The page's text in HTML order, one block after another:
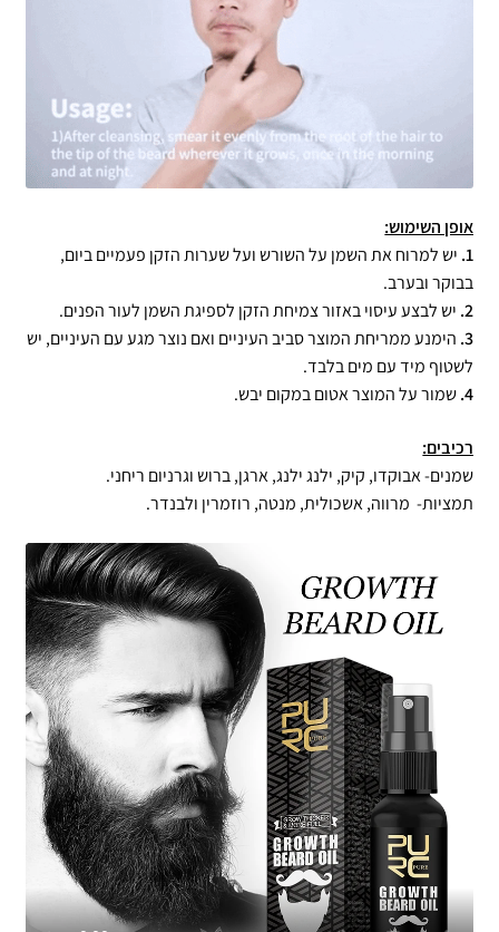
אופן השימוש:
1. יש למרוח את השמן על השורש ועל שערות הזקן פעמיים ביום,
בבוקר ובערב.
2. יש לבצע עיסוי באזור צמיחת הזקן לספיגת השמן לעור הפנים.
3. הימנע ממריחת המוצר סביב העיניים ואם נוצר מגע עם העיניים, יש
לשטוף מיד עם מים בלבד.
4. שמור על המוצר אטום במקום יבש.
רכיבים:
שמנים- אבוקדו, קיק, ילנג ילנג, ארגן, ברוש וגרניום ריחני.
תמציות- מרווה, אשכולית, מנטה, רוזמרין ולבנדר.